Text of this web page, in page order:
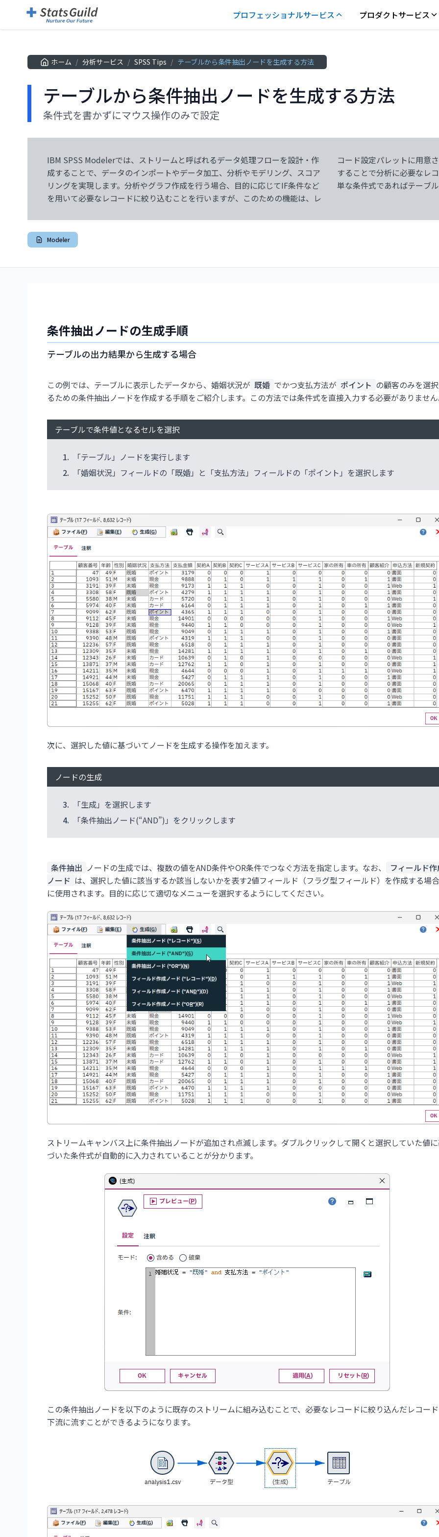
プロフェッショナルサービス プロダクトサービス
ホーム / 分析サービス / SPSS Tips / テーブルから条件抽出ノードを生成する方法
テーブルから条件抽出ノードを生成する方法
条件式を書かずにマウス操作のみで設定
IBM SPSS Modelerでは、ストリームと呼ばれるデータ処理フローを設計・作
成することで、データのインポートやデータ加工、分析やモデリング、スコア
リングを実現します。分析やグラフ作成を行う場合、目的に応じてIF条件など
を用いて必要なレコードに絞り込むことを行いますが、このための機能は、レ
コード設定パレットに用意されています。 条件抽出ノードは、条件式を指定
することで分析に必要なレコードを絞り込むための機能を持っていますが、簡
単な条件式であればテーブ
Modeler
条件抽出ノードの生成手順
テーブルの出力結果から生成する場合
この例では、テーブルに表示したデータから、婚姻状況が 既婚 でかつ支払方法が ポイント の顧客のみを選
るための条件抽出ノードを作成する手順をご紹介します。この方法では条件式を直接入力する必要がありませ
テーブルで条件値となるセルを選択
1.
「テーブル」ノードを実行します
2.
「婚姻状況」フィールドの「既婚」と「支払方法」フィールドの「ポイント」を選択します
次に、選択した値に基づいてノードを生成する操作を加えます。
ノードの生成
3.
「生成」を選択します
4.
「条件抽出ノード(“AND”)」をクリックします
条件抽出 ノードの生成では、複数の値をAND条件やOR条件でつなぐ方法を指定します。なお、
フィールド
ノード は、選択した値に該当するか該当しないかを表す2値フィールド（フラグ型フィールド）を作成する場合
に使用されます。目的に応じて適切なメニューを選択するようにしてください。
ストリームキャンバス上に条件抽出ノードが追加され点滅します。ダブルクリックして開くと選択していた値
づいた条件式が自動的に入力されていることが分かります。
この条件抽出ノードを以下のように既存のストリームに組み込むことで、必要なレコードに絞り込んだレコー
下流に流すことができるようになります。